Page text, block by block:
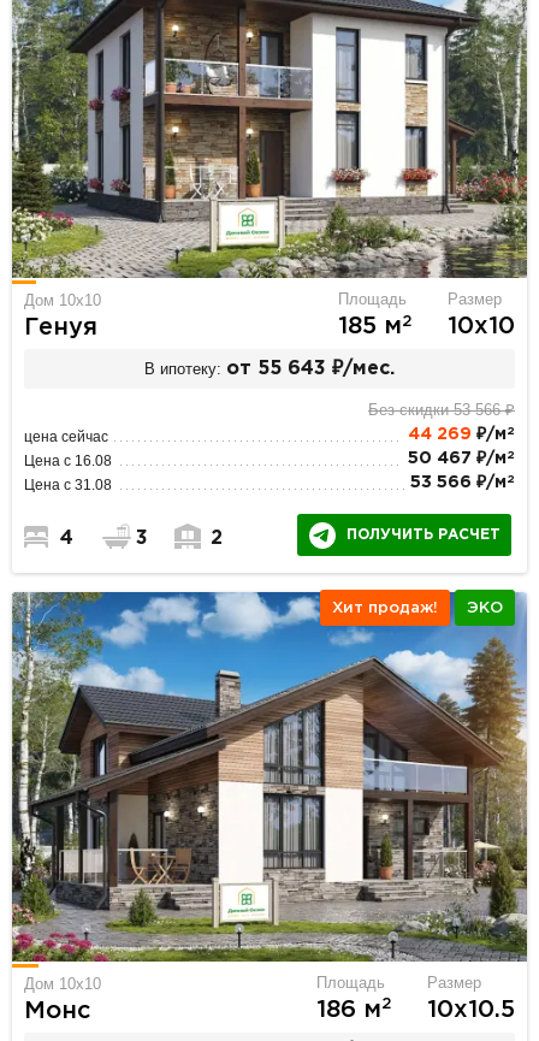
Дом 10x10
Генуя
Площадь
185 м2
Размер
10х10
В ипотеку: от 55 643 ₽/мес.
Без скидки 53 566 ₽
цена сейчас 44 269 ₽/м 2
Цена с 16.08 50 467 ₽/м 2
Цена с 31.08 53 566 ₽/м 2
4 3 2 ПОЛУЧИТЬ РАСЧЕТ
Хит продаж! ЭКО
Дом 10x10
Монс
Площадь
186 м2
Размер
10х10.5